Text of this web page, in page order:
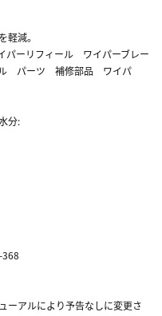
減。
ーリフィール ワイパーブレー
ル パーツ 補修部品 ワイパ
分:
ーアルにより予告なしに変更さ